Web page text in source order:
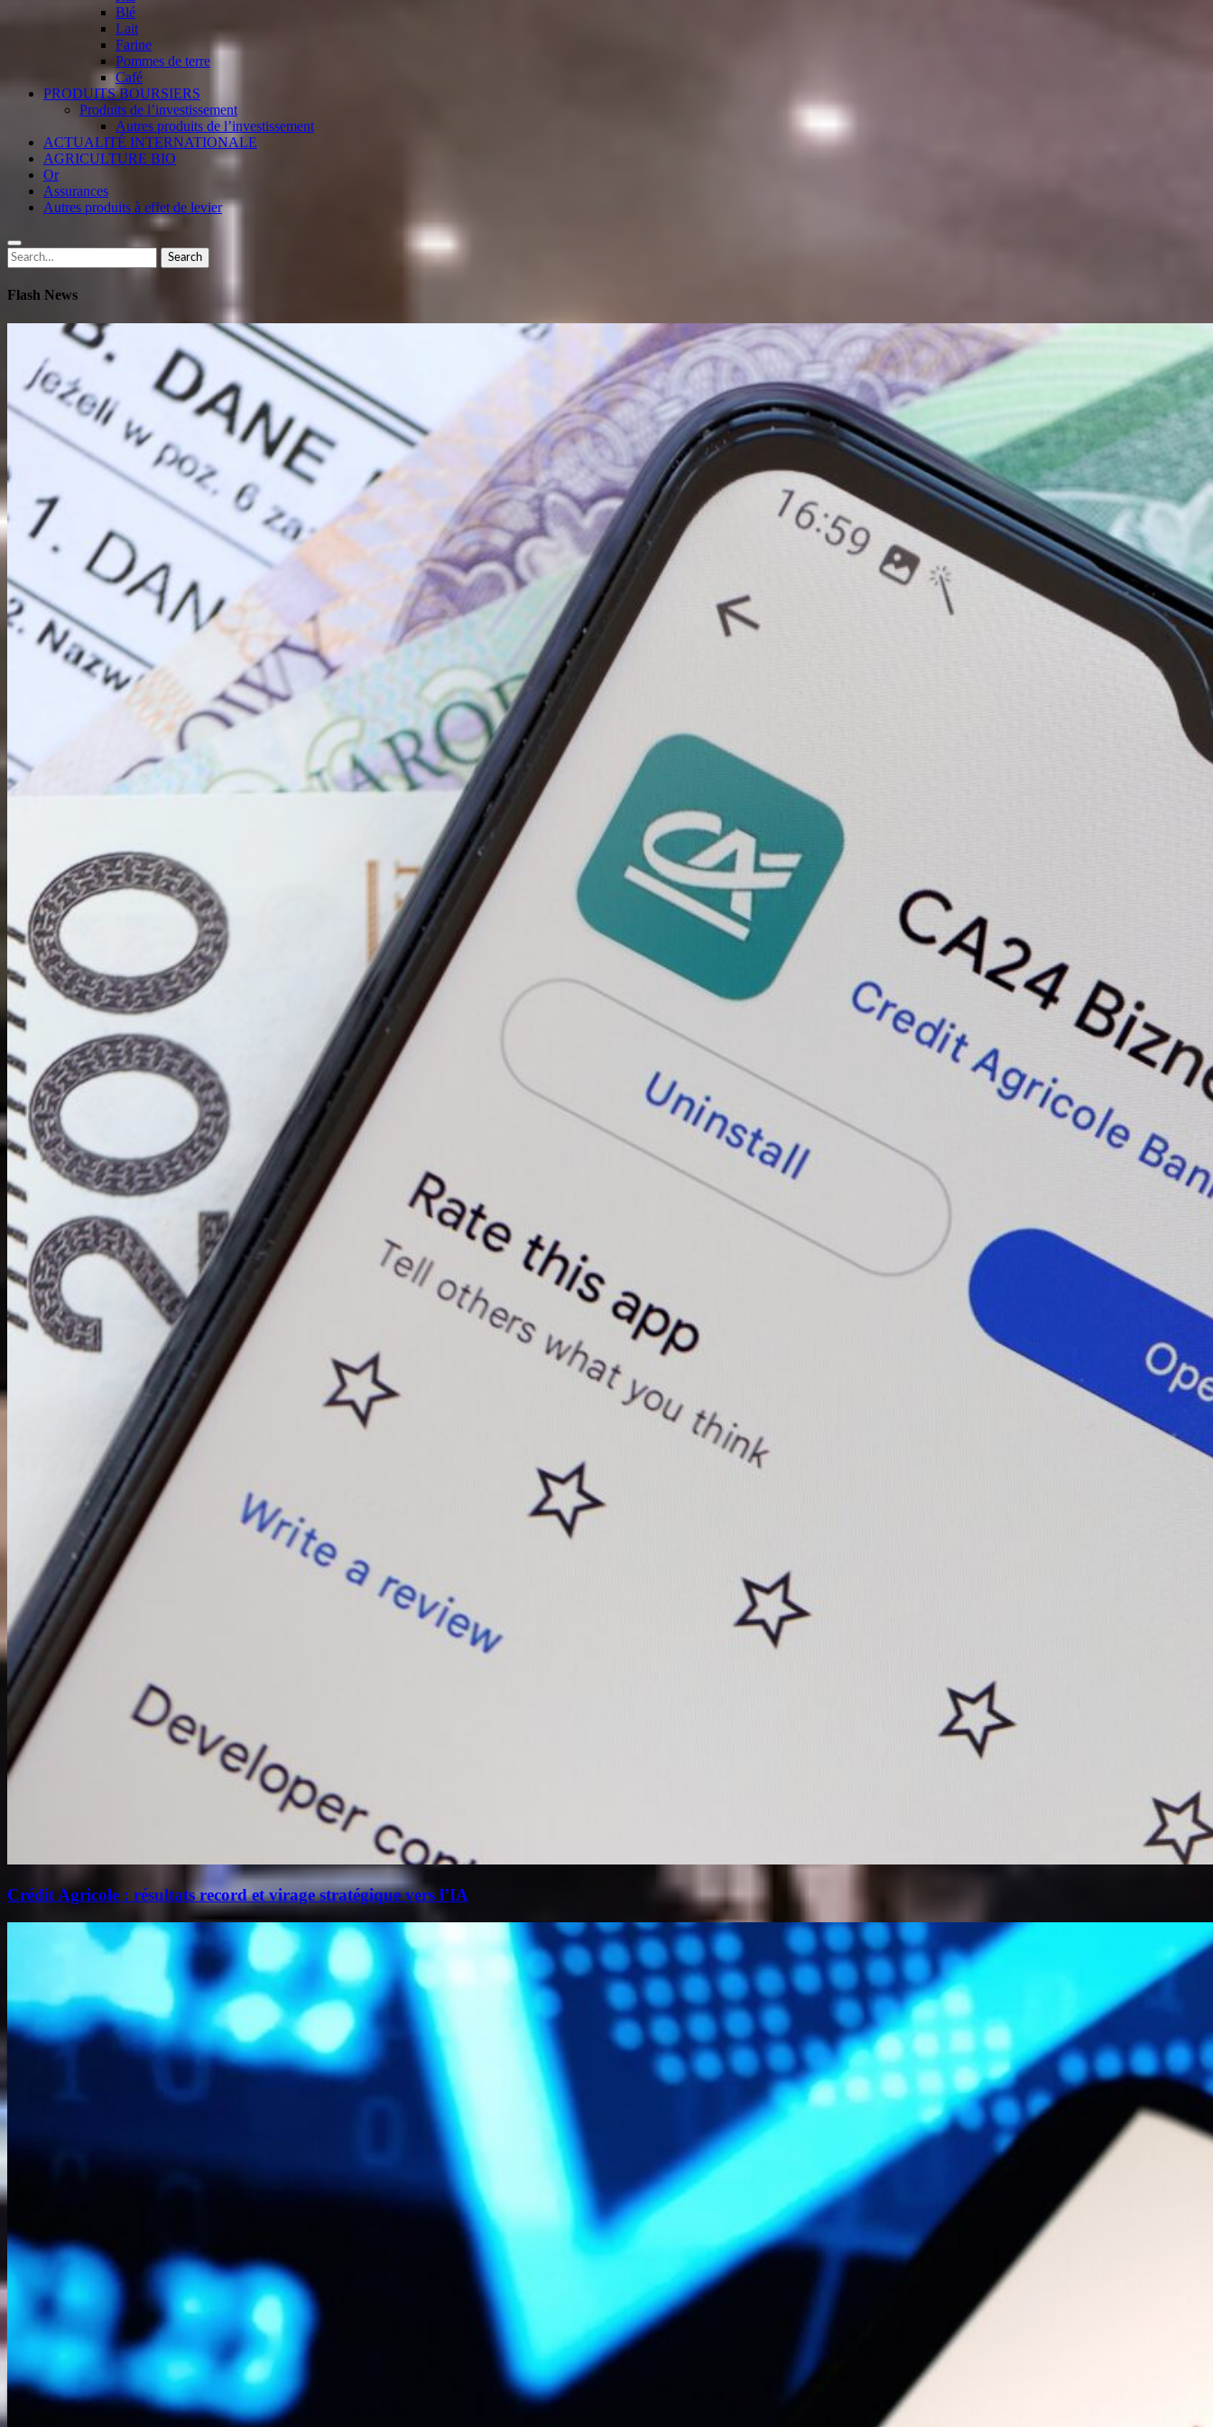
Blé
Lait
Farine
Pommes de terre
Café
PRODUITS BOURSIERS
Produits de l’investissement
Autres produits de l’investissement
ACTUALITÉ INTERNATIONALE
AGRICULTURE BIO
Or
Assurances
Autres produits à effet de levier
Search
for:
Search
Flash News
Crédit Agricole : résultats record et virage stratégique vers l’IA